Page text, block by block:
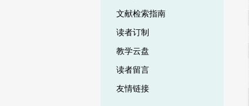
文献检索指南
读者订制
教学云盘
读者留言
友情链接